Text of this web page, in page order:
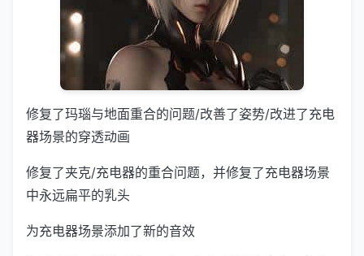
修复了玛瑙与地面重合的问题/改善了姿势/改进了充电
器场景的穿透动画
修复了夹克/充电器的重合问题，并修复了充电器场景
中永远扁平的乳头
为充电器场景添加了新的音效